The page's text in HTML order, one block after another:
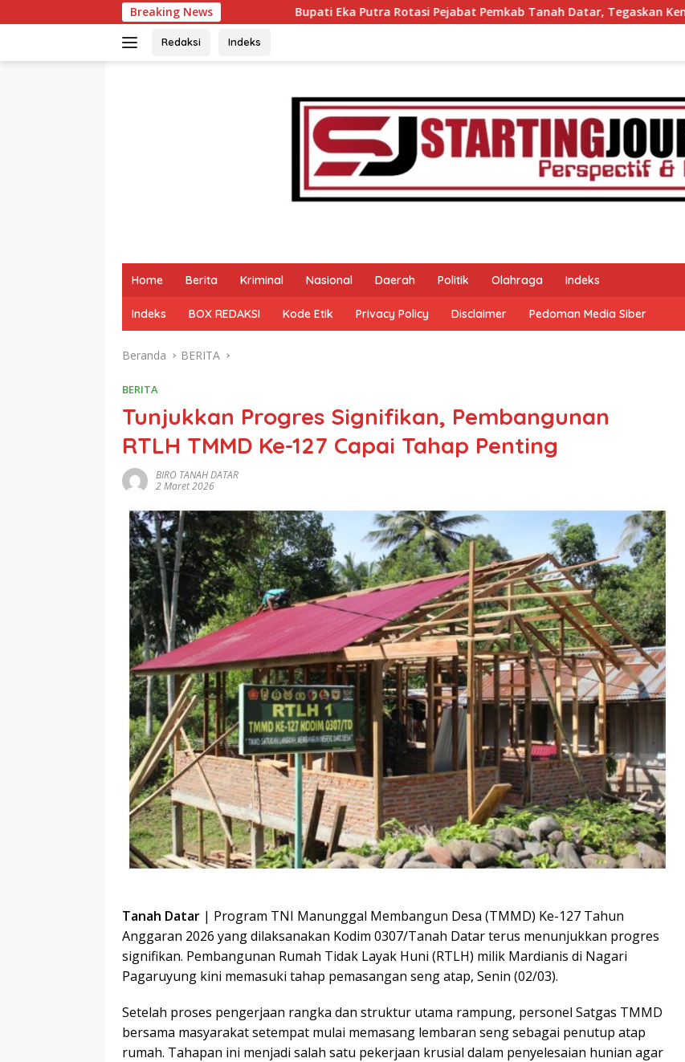
ke
Breaking NewsBupati Eka Putra Rotasi Pejabat Pemkab Tanah Datar, Tegaskan Kemudahan Izin Investor
Redaksi Indeks
Home Berita Kriminal Nasional Daerah Politik Olahraga Indeks
Indeks BOX REDAKSI Kode Etik Privacy Policy Disclaimer Pedoman Media Siber
Beranda BERITA
BERITA
Tunjukkan Progres Signifikan, Pembangunan
RTLH TMMD Ke-127 Capai Tahap Penting
BIRO TANAH DATAR
2 Maret 2026
Tanah Datar | Program TNI Manunggal Membangun Desa (TMMD) Ke-127 Tahun
Anggaran 2026 yang dilaksanakan Kodim 0307/Tanah Datar terus menunjukkan progres
signifikan. Pembangunan Rumah Tidak Layak Huni (RTLH) milik Mardianis di Nagari
Pagaruyung kini memasuki tahap pemasangan seng atap, Senin (02/03).
Setelah proses pengerjaan rangka dan struktur utama rampung, personel Satgas TMMD
bersama masyarakat setempat mulai memasang lembaran seng sebagai penutup atap
rumah. Tahapan ini menjadi salah satu pekerjaan krusial dalam penyelesaian hunian agar